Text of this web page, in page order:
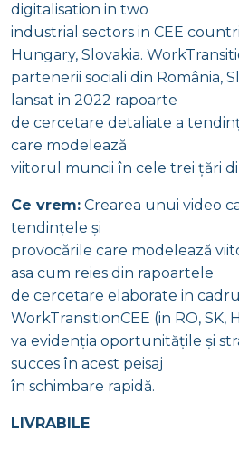
digitalisation in two
industrial sectors in CEE
Hungary, Slovakia.
partenerii sociali din România,
lansat in 2022 rapoarte
de cercetare detaliate a
care modelează
viitorul muncii în cele trei țări
Ce vrem: Crearea unui video
tendințele și
provocările care modelează
asa cum reies din rapoartele
de cercetare elaborate in
WorkTransitionCEE (in RO, SK,
va evidenția oportunitățile și
succes în acest peisaj
în schimbare rapidă.
LIVRABILE